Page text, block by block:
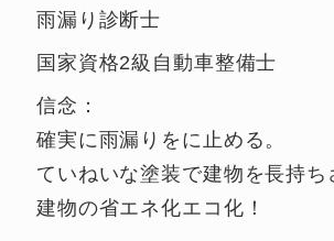
雨漏り診断士
国家資格2級自動車整備士
信念：
確実に雨漏りをに止める。
ていねいな塗装で建物を長持ち
建物の省エネ化エコ化！